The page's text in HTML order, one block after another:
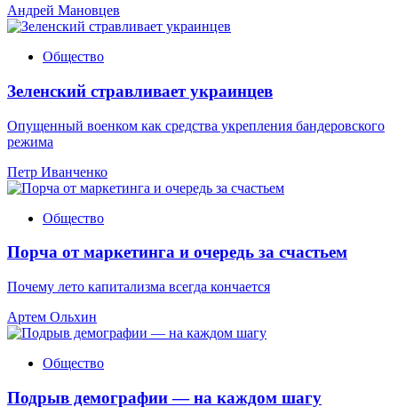
Андрей Мановцев
Общество
Зеленский стравливает украинцев
Опущенный военком как средства укрепления бандеровского
режима
Петр Иванченко
Общество
Порча от маркетинга и очередь за счастьем
Почему лето капитализма всегда кончается
Артем Ольхин
Общество
Подрыв демографии — на каждом шагу